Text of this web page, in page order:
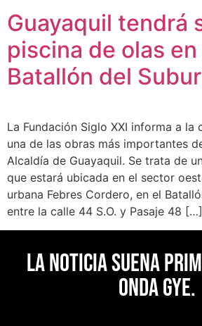
Guayaquil tendrá
piscina de olas en
Batallón del
La Fundación Siglo XXI informa a la
una de las obras más importantes
Alcaldía de Guayaquil. Se trata de
que estará ubicada en el sector
urbana Febres Cordero, en el
entre la calle 44 S.O. y Pasaje 48 […]
La noticia suena
Onda Gye.